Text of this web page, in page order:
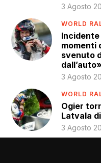
3 Agosto
WORLD
momenti
svenuto
dall’auto»
3 Agosto
WORLD
Ogier
Latvala
3 Agosto